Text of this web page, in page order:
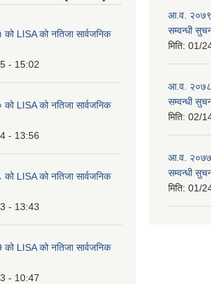
LISA को नतिजा सार्वजनिक
- 15:02
LISA को नतिजा सार्वजनिक
- 13:56
LISA को नतिजा सार्वजनिक
- 13:43
LISA को नतिजा सार्वजनिक
- 10:47
आ.व.
सम्वन्धी
मिति: 01/
आ.व.
सम्वन्धी
मिति: 02/
आ.व.
सम्वन्धी
मिति: 01/